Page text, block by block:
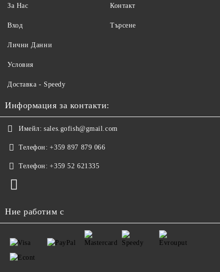
За Нас
Вход
Контакт
Търсене
Лични Данни
Условия
Доставка - Speedy
Информация за контакти:
Имейл: sales.gofish@gmail.com
Телефон: +359 897 879 066
Телефон: +359 52 621335
Ние работим с